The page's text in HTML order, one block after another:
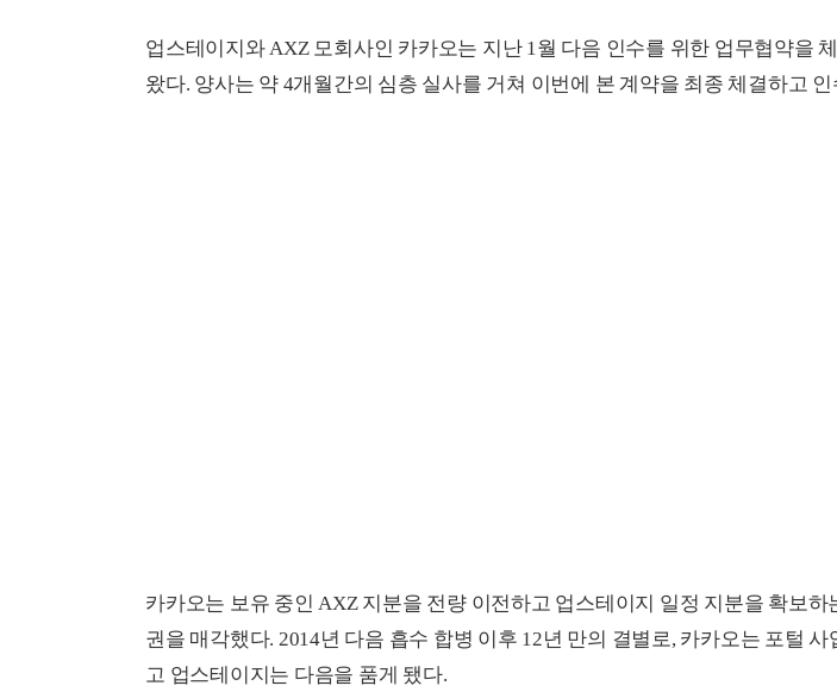
업스테이지와 AXZ 모회사인 카카오는 지난 1월 다음 인수를 위한 업무협약을
왔다. 양사는 약 4개월간의 심층 실사를 거쳐 이번에 본 계약을 최종 체결하고
카카오는 보유 중인 AXZ 지분을 전량 이전하고 업스테이지 일정 지분을 확보하
권을 매각했다. 2014년 다음 흡수 합병 이후 12년 만의 결별로, 카카오는 포털
고 업스테이지는 다음을 품게 됐다.